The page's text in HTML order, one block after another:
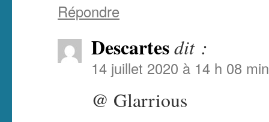
Répondre
Descartesdit :
14 juillet 2020 à 14 h 08 min
@ Glarrious